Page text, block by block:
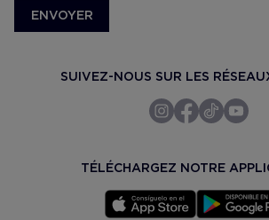
ENVOYER
SUIVEZ-NOUS SUR LES
TÉLÉCHARGEZ NOTRE